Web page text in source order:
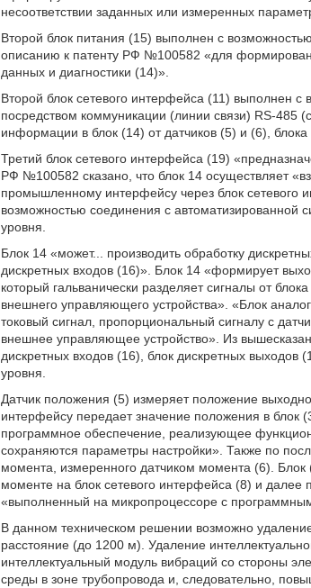
несоответствии заданных или измеренных
Второй блок питания (15) выполнен с
описанию к патенту РФ №100582 «для
данных и диагностики (14)».
Второй блок сетевого интерфейса (11) выполнен
посредством коммуникации (линии связи) RS-485
информации в блок (14) от датчиков (5) и (6), блока
Третий блок сетевого интерфейса (19)
РФ №100582 сказано, что блок 14 осуществляет
промышленному интерфейсу через блок сетевого
возможностью соединения с автоматизированной
уровня.
Блок 14 «может... производить обработку
дискретных входов (16)». Блок 14 «формирует
который гальванически разделяет сигналы от
внешнего управляющего устройства». «Блок
токовый сигнал, пропорциональный сигналу с
внешнее управляющее устройство». Из
дискретных входов (16), блок дискретных
уровня.
Датчик положения (5) измеряет положение
интерфейсу передает значение положения в
программное обеспечение, реализующее
сохраняются параметры настройки». Также по
момента, измеренного датчиком момента (6).
моменте на блок сетевого интерфейса (8) и далее
«выполненный на микропроцессоре с
В данном техническом решении возможно
расстояние (до 1200 м). Удаление
интеллектуальный модуль вибраций со стороны
среды в зоне трубопровода и, следовательно,